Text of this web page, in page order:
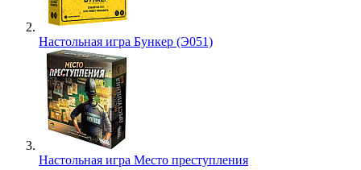
Настольная игра Бункер (Э051)
Настольная игра Место преступления